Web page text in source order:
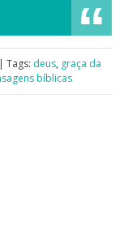
Tags: deus, graça da
bíblicas